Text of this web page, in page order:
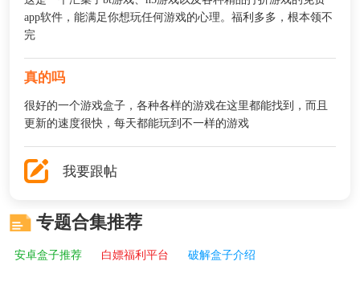
app软件，能满足你想玩任何游戏的心理。福利多多，根本领不
完
真的吗
很好的一个游戏盒子，各种各样的游戏在这里都能找到，而且
更新的速度很快，每天都能玩到不一样的游戏
我要跟帖
专题合集推荐
安卓盒子推荐 白嫖福利平台 破解盒子介绍